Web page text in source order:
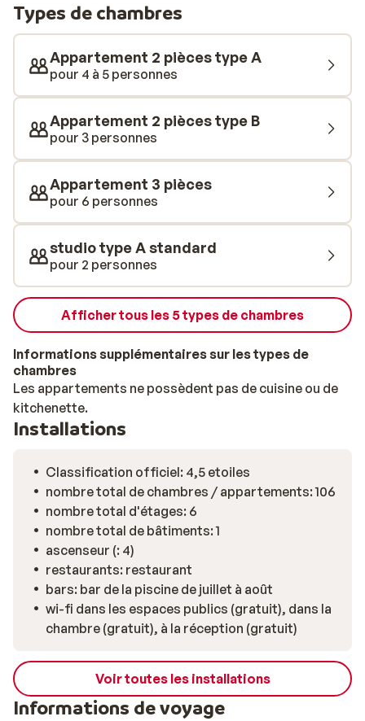
boutiques, le quartier est très agréable. Sur le toit de
l’établissement, se trouve une grande piscine, parfaite
pour une baignade rafraîchissante et une terrasse où
vous pourrez peaufiner votre bronzage. Petit plus: lors
de votre séjour, vous pourrez également vous rendre
dans les autres hôtels de la chaîne htop. Vous pourrez
ainsi profiter d’une large gamme d’installations
pendant vos vacances sur la Costa Brava!
Types de chambres
Appartement 2 pièces type A
pour 4 à 5 personnes
Appartement 2 pièces type B
pour 3 personnes
Appartement 3 pièces
pour 6 personnes
studio type A standard
pour 2 personnes
Afficher tous les 5 types de chambres
Informations supplémentaires sur les types de
chambres
Les appartements ne possèdent pas de cuisine ou de
kitchenette.
Installations
Classification officiel: 4,5 etoiles
nombre total de chambres / appartements: 106
nombre total d'étages: 6
nombre total de bâtiments: 1
ascenseur (: 4)
restaurants: restaurant
bars: bar de la piscine de juillet à août
wi-fi dans les espaces publics (gratuit), dans la
chambre (gratuit), à la réception (gratuit)
Voir toutes les installations
Informations de voyage